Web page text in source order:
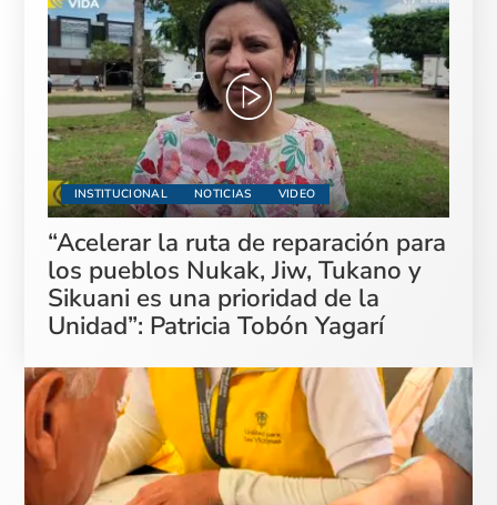
INSTITUCIONAL NOTICIAS VIDEO
“Acelerar la ruta de reparación para
los pueblos Nukak, Jiw, Tukano y
Sikuani es una prioridad de la
Unidad”: Patricia Tobón Yagarí